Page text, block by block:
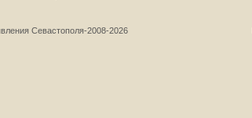
Севастополя-2008-2026